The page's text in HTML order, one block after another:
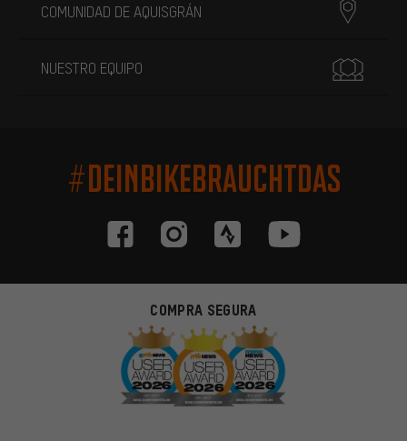
COMUNIDAD DE AQUISGRÁN
NUESTRO EQUIPO
#DEINBIKEBRAUCHTDAS
COMPRA SEGURA